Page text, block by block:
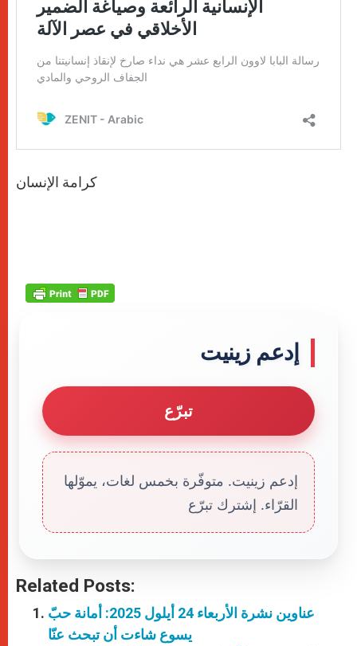
كرامة الإنسان
إدعم زينيت
تبرّع
إدعم زينيت. متوفّرة بخمس لغات، يموّلها
القرّاء. إشترك تبرّع
Related Posts:
عناوين نشرة الأربعاء 24 أيلول 2025: أمانة حبّ
يسوع شاءت أن تبحث عنّا